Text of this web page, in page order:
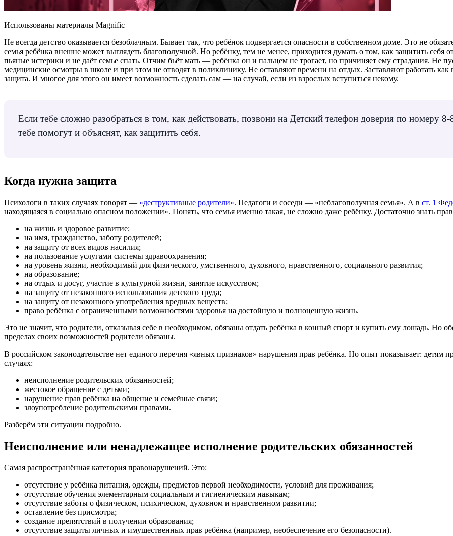
Использованы материалы Magnific
Не всегда детство оказывается безоблачным. Бывает так, что ребёнок подвергается опасности в собственном доме. Это не
семья ребёнка внешне может выглядеть благополучной. Но ребёнку, тем не менее, приходится думать о том, как защитить себя
пьяные истерики и не даёт семье спать. Отчим бьёт мать — ребёнка он и пальцем не трогает, но причиняет ему страдания.
медицинские осмотры в школе и при этом не отводят в поликлинику. Не оставляют времени на отдых. Заставляют работать
защита. И многое для этого он имеет возможность сделать сам — на случай, если из взрослых вступиться некому.
Если тебе сложно разобраться в том, как действовать, позвони на Детский телефон доверия по номеру
тебе помогут и объяснят, как защитить себя.
Когда нужна защита
Психологи в таких случаях говорят — «деструктивные родители». Педагоги и соседи — «неблагополучная семья». А в ст. 1
находящаяся в социально опасном положении». Понять, что семья именно такая, не сложно даже ребёнку. Достаточно знать
на жизнь и здоровое развитие;
на имя, гражданство, заботу родителей;
на защиту от всех видов насилия;
на пользование услугами системы здравоохранения;
на уровень жизни, необходимый для физического, умственного, духовного, нравственного, социального развития;
на образование;
на отдых и досуг, участие в культурной жизни, занятие искусством;
на защиту от незаконного использования детского труда;
на защиту от незаконного употребления вредных веществ;
право ребёнка с ограниченными возможностями здоровья на достойную и полноценную жизнь.
Это не значит, что родители, отказывая себе в необходимом, обязаны отдать ребёнка в конный спорт и купить ему лошадь. Но
пределах своих возможностей родители обязаны.
В российском законодательстве нет единого перечня «явных признаков» нарушения прав ребёнка. Но опыт показывает: детям
случаях:
неисполнение родительских обязанностей;
жестокое обращение с детьми;
нарушение прав ребёнка на общение и семейные связи;
злоупотребление родительскими правами.
Разберём эти ситуации подробно.
Неисполнение или ненадлежащее исполнение родительских обязанностей
Самая распространённая категория правонарушений. Это:
отсутствие у ребёнка питания, одежды, предметов первой необходимости, условий для проживания;
отсутствие обучения элементарным социальным и гигиеническим навыкам;
отсутствие заботы о физическом, психическом, духовном и нравственном развитии;
оставление без присмотра;
создание препятствий в получении образования;
отсутствие защиты личных и имущественных прав ребёнка (например, необеспечение его безопасности).